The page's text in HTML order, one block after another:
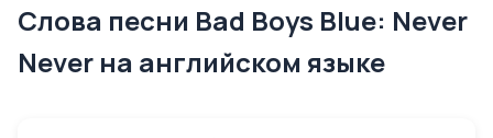
Слова песни Bad Boys Blue: Never
Never на английском языке